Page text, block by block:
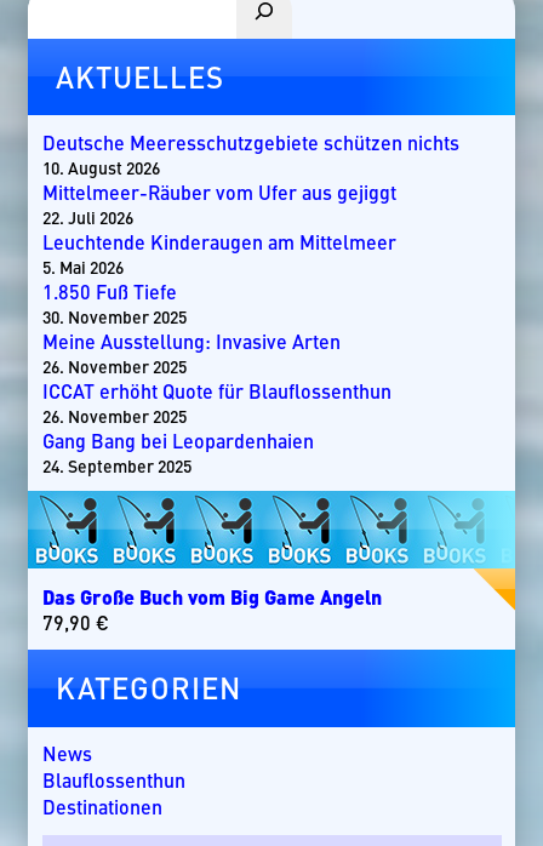
AKTUELLES
Deutsche Meeresschutzgebiete schützen nichts
10. August 2026
Mittelmeer-Räuber vom Ufer aus gejiggt
22. Juli 2026
Leuchtende Kinderaugen am Mittelmeer
5. Mai 2026
1.850 Fuß Tiefe
30. November 2025
Meine Ausstellung: Invasive Arten
26. November 2025
ICCAT erhöht Quote für Blauflossenthun
26. November 2025
Gang Bang bei Leopardenhaien
24. September 2025
Das Große Buch vom Big Game Angeln
79,90 €
KATEGORIEN
News
Blauflossenthun
Destinationen